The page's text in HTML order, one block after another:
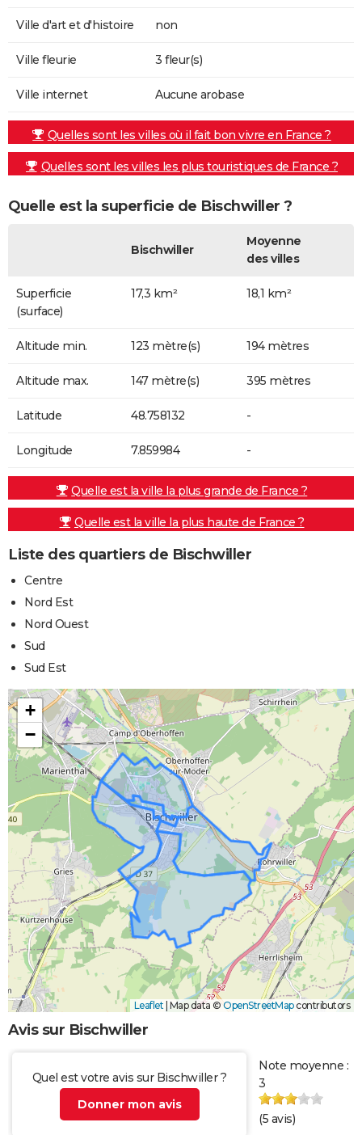
Ville d'art et d'histoire non
Ville fleurie 3 fleur(s)
Ville internet Aucune arobase
Quelles sont les villes où il fait bon vivre en France ?
Quelles sont les villes les plus touristiques de France ?
Quelle est la superficie de Bischwiller ?
Bischwiller
Moyenne
des villes
Superficie
(surface)
17,3 km² 18,1 km²
Altitude min. 123 mètre(s) 194 mètres
Altitude max. 147 mètre(s) 395 mètres
Latitude 48.758132 -
Longitude 7.859984 -
Quelle est la ville la plus grande de France ?
Quelle est la ville la plus haute de France ?
Liste des quartiers de Bischwiller
Centre
Nord Est
Nord Ouest
Sud
Sud Est
+
−
Leaflet Map data © OpenStreetMapcontributors
Avis sur Bischwiller
Quel est votre avis sur Bischwiller ?
Donner mon avis
Note moyenne :
3
(5 avis)